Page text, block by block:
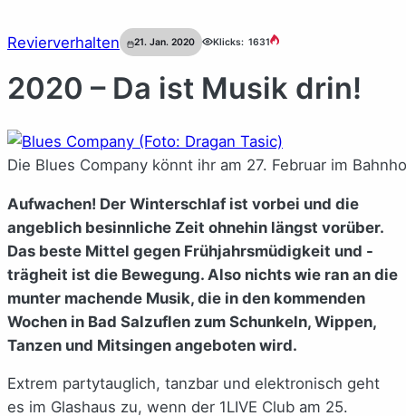
Revierverhalten 21. Jan. 2020 Klicks: 1631
2020 – Da ist Musik drin!
Die Blues Company könnt ihr am 27. Februar im
Aufwachen! Der Winterschlaf ist vorbei und die
angeblich besinnliche Zeit ohnehin längst vorüber.
Das beste Mittel gegen Frühjahrsmüdigkeit und -
trägheit ist die Bewegung. Also nichts wie ran an die
munter machende Musik, die in den kommenden
Wochen in Bad Salzuflen zum Schunkeln, Wippen,
Tanzen und Mitsingen angeboten wird.
Extrem partytauglich, tanzbar und elektronisch geht
es im Glashaus zu, wenn der 1LIVE Club am 25.